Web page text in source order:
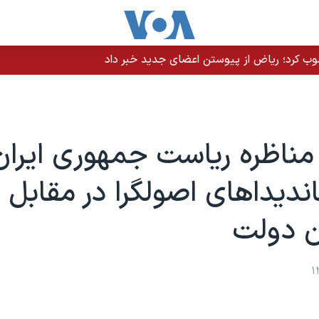
کرد؛ ریاض از پیوستن اعضای جدید خبر داد
ریاست جمهوری
اصولگرا در مقابل
دولت